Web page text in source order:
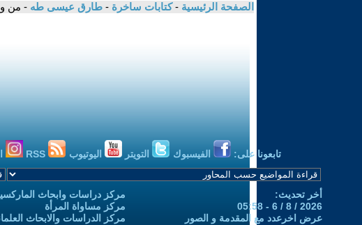
الصفحة الرئيسية -كتابات ساخرة - طارق عيسى طه - من
تابعونا على: الفيسبوك التويتر اليوتيوب
أخر تحديث:
2026 / 8 / 6 - 05:58
عرض اخرعدد مع المقدمة و الصور
مركز دراسات وابحاث
مركز مساواة المرأة
مركز الدراسات والابحاث